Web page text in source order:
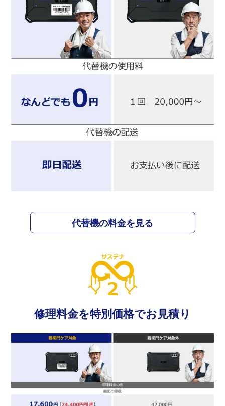
代替機の料金を見る
修理料金を特別価格でお見積り